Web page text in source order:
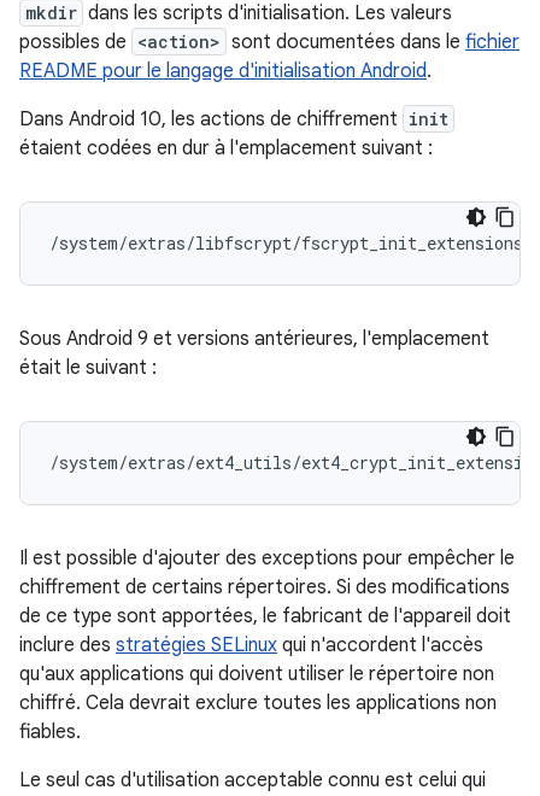
mkdir dans les scripts d'initialisation. Les valeurs
possibles de <action> sont documentées dans le fichier
README pour le langage d'initialisation Android.
Dans Android 10, les actions de chiffrement init
étaient codées en dur à l'emplacement suivant :
/system/extras/libfscrypt/
Sous Android 9 et versions antérieures, l'emplacement
était le suivant :
/system/extras/ext4_utils/
Il est possible d'ajouter des exceptions pour empêcher le
chiffrement de certains répertoires. Si des modifications
de ce type sont apportées, le fabricant de l'appareil doit
inclure des stratégies SELinux qui n'accordent l'accès
qu'aux applications qui doivent utiliser le répertoire non
chiffré. Cela devrait exclure toutes les applications non
fiables.
Le seul cas d'utilisation acceptable connu est celui qui